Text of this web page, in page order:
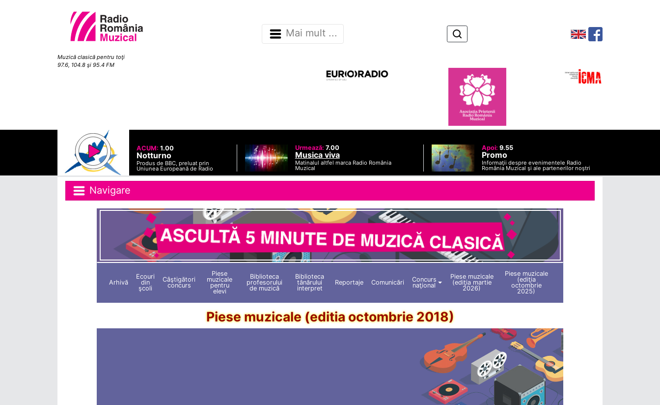
Muzică clasică pentru toţi
97.6, 104.8 şi 95.4 FM
Mai mult ...
ACUM: 1.00
Notturno
Produs de BBC, preluat prin
Uniunea Europeană de Radio
Urmează: 7.00
Musica viva
Matinalul altfel marca Radio România
Muzical
Apoi: 9.55
Promo
Informaţii despre evenimentele Radio
România Muzical şi ale partenerilor noştri
Navigare
Arhivă
Ecouri
din
şcoli
Câştigători
concurs
Piese
muzicale
pentru
elevi
Biblioteca
profesorului
de muzică
Biblioteca
tânărului
interpret
Reportaje Comunicări
Concurs
naţional
Piese muzicale
(ediţia martie
2026)
Piese muzicale
(ediţia
octombrie
2025)
Piese muzicale (editia octombrie 2018)